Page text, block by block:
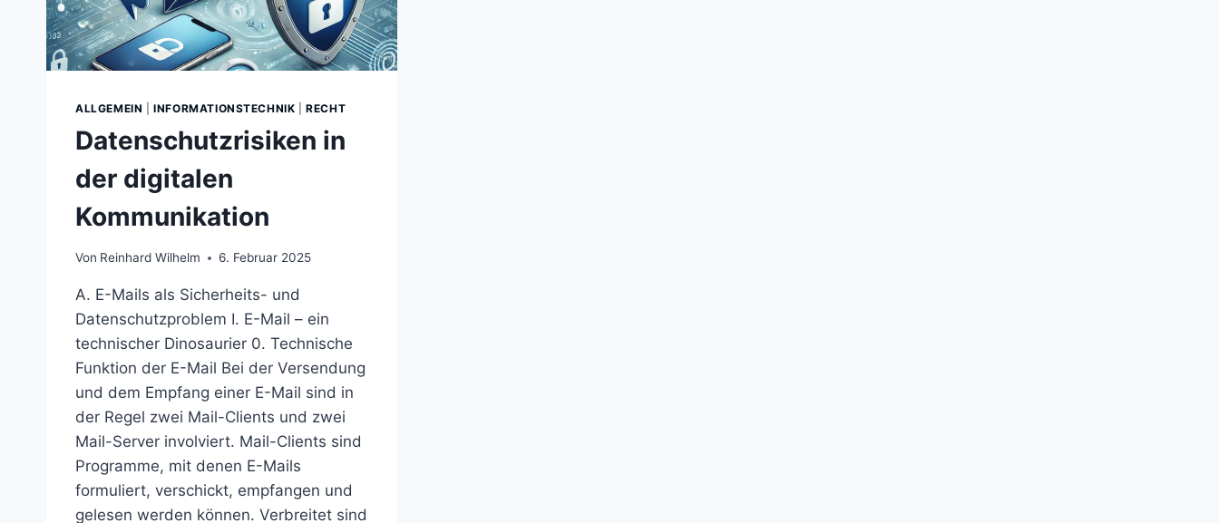
ALLGEMEIN |INFORMATIONSTECHNIK |RECHT
Datenschutzrisiken in
der digitalen
Kommunikation
Von Reinhard Wilhelm 6. Februar 2025
A. E-Mails als Sicherheits- und
Datenschutzproblem I. E-Mail – ein
technischer Dinosaurier 0. Technische
Funktion der E-Mail Bei der Versendung
und dem Empfang einer E-Mail sind in
der Regel zwei Mail-Clients und zwei
Mail-Server involviert. Mail-Clients sind
Programme, mit denen E-Mails
formuliert, verschickt, empfangen und
gelesen werden können. Verbreitet sind